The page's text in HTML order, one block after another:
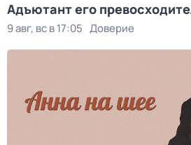
Адъютант его
9 авг, вс в 17:05 Доверие